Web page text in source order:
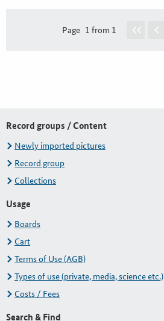
Page 1 from 1
Record groups / Content
Newly imported pictures
Record group
Collections
Usage
Boards
Cart
Terms of Use (AGB)
Types of use (private, media, science etc.)
Costs / Fees
Search & Find